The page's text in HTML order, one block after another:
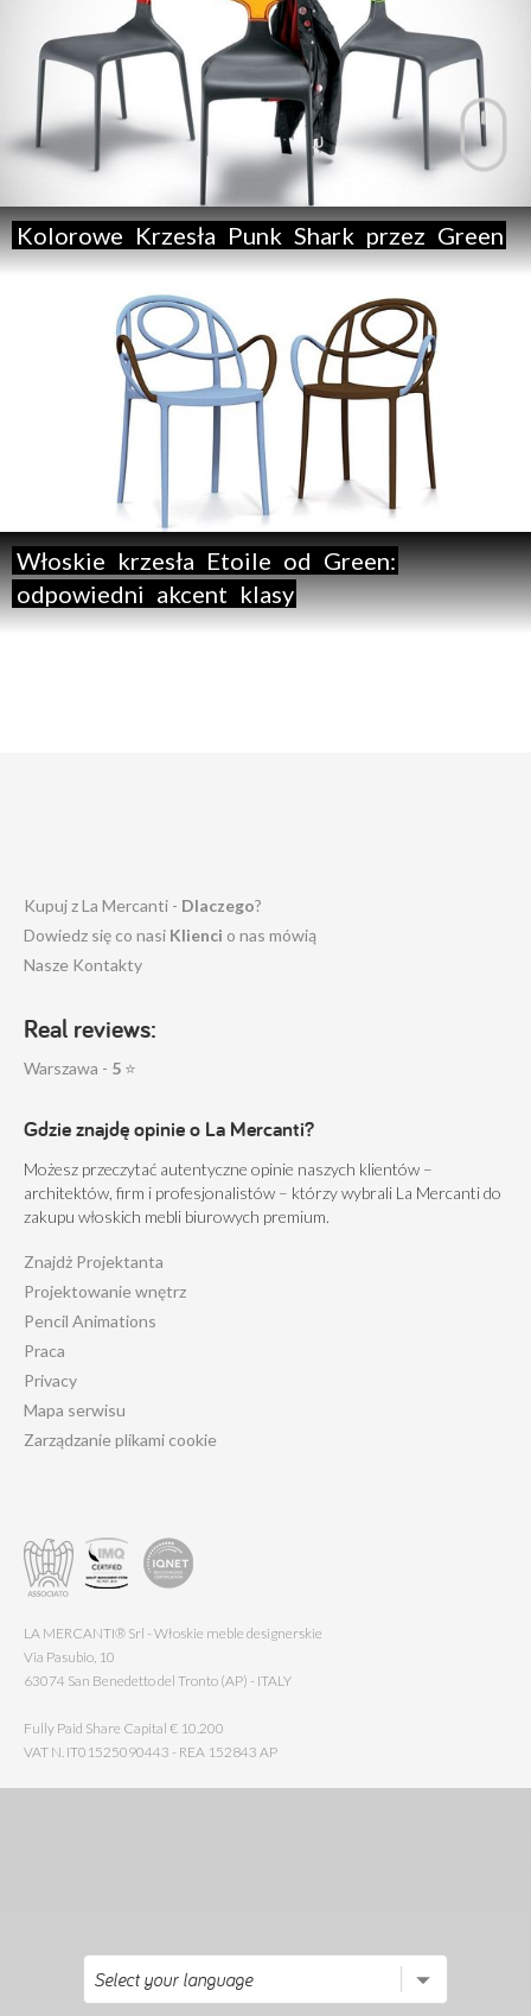
Kolorowe Krzesła Punk Shark przez Green
Włoskie krzesła Etoile od Green:
odpowiedni akcent klasy
Kupuj z La Mercanti - Dlaczego?
Dowiedz się co nasi Klienci o nas mówią
Nasze Kontakty
Real reviews:
Warszawa - 5 ⭐
Gdzie znajdę opinie o La Mercanti?
Możesz przeczytać autentyczne opinie naszych klientów –
architektów, firm i profesjonalistów – którzy wybrali La Mercanti do
zakupu włoskich mebli biurowych premium.
Znajdż Projektanta
Projektowanie wnętrz
Pencil Animations
Praca
Privacy
Mapa serwisu
Zarządzanie plikami cookie
LA MERCANTI® Srl - Włoskie meble designerskie
Via Pasubio, 10
63074 San Benedetto del Tronto (AP) - ITALY
Fully Paid Share Capital € 10.200
VAT N. IT01525090443 - REA 152843 AP